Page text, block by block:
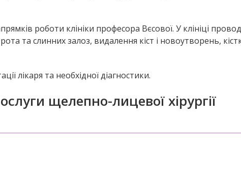
роботи клініки професора Вєсової. У клініці
та слинних залоз, видалення кіст і новоутворень,
лікаря та необхідної діагностики.
щелепно-лицевої хірургії